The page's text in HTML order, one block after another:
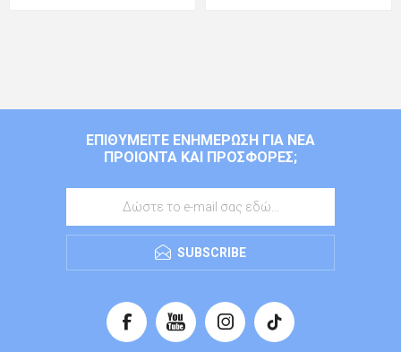
ΕΠΙΘΥΜΕΊΤΕ ΕΝΗΜΈΡΩΣΗ ΓΙΑ ΝΈΑ
ΠΡΟΙΌΝΤΑ ΚΑΙ ΠΡΟΣΦΟΡΈΣ;
SUBSCRIBE